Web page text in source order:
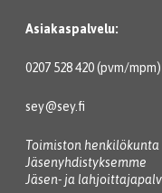
Asiakaspalvelu:
0207 528 420 (pvm/
sey@sey.fi
Toimiston henkilökunta
Jäsenyhdistyksemme
Jäsen- ja